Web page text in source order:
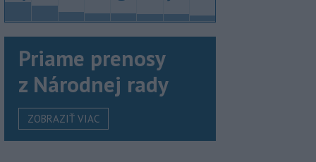
Priame prenosy
z Národnej rady
ZOBRAZIŤ VIAC